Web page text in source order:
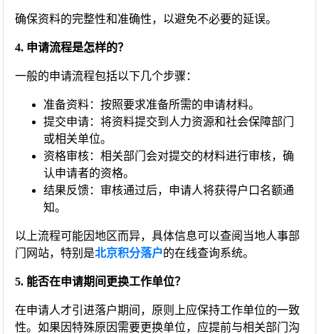
确保资料的完整性和准确性，以避免不必要的延误。
4. 申请流程是怎样的？
一般的申请流程包括以下几个步骤：
准备资料：按照要求准备所需的申请材料。
提交申请：将资料提交到人力资源和社会保障部门
或相关单位。
资格审核：相关部门会对提交的材料进行审核，确
认申请者的资格。
结果反馈：审核通过后，申请人将获得户口名额通
知。
以上流程可能因地区而异，具体信息可以查阅当地人事部
门网站，特别是北京积分落户的在线查询系统。
5. 能否在申请期间更换工作单位？
在申请人才引进落户期间，原则上应保持工作单位的一致
性。如果因特殊原因需要更换单位，应提前与相关部门沟